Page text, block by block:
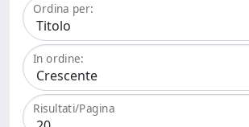
Ordina per:
In ordine:
Risultati/Pagina